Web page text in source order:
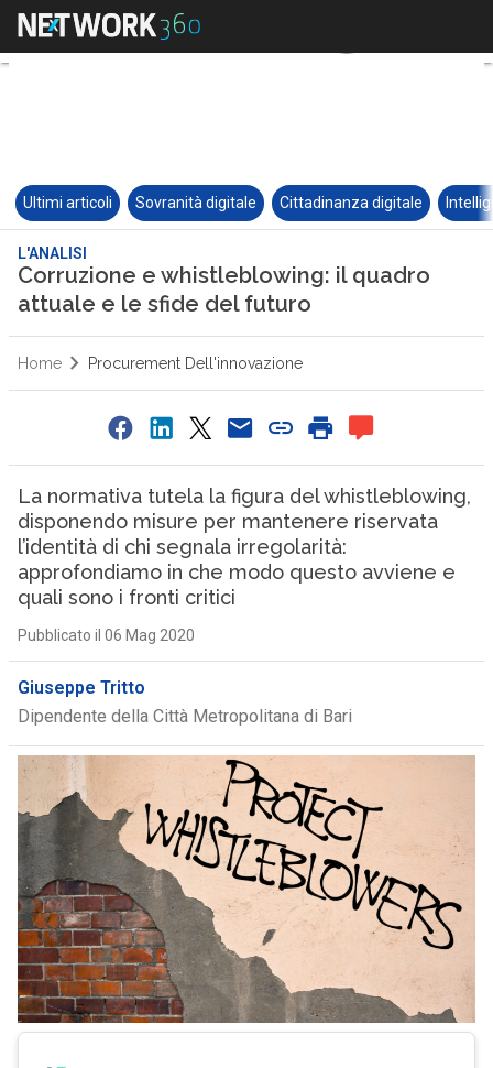
Ultimi articoli Sovranità digitale Cittadinanza digitale
L'ANALISI
Corruzione e whistleblowing: il quadro
attuale e le sfide del futuro
Home Procurement Dell'innovazione
La normativa tutela la figura del whistleblowing,
disponendo misure per mantenere riservata
l’identità di chi segnala irregolarità:
approfondiamo in che modo questo avviene e
quali sono i fronti critici
Pubblicato il 06 Mag 2020
Giuseppe Tritto
Dipendente della Città Metropolitana di Bari